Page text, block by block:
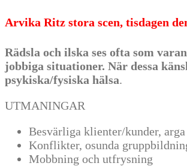
Arvika Ritz stora scen, tisdagen
Rädsla och ilska ses ofta som
jobbiga situationer. När dessa
psykiska/fysiska hälsa.
UTMANINGAR
Besvärliga klienter/kunder,
Konflikter, osunda
Mobbning och utfrysning